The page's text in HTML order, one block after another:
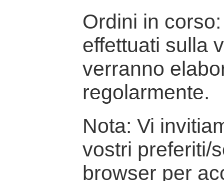
Ordini in
effettuati sulla
verranno
regolarmente.
Nota: Vi
vostri preferiti/
browser per